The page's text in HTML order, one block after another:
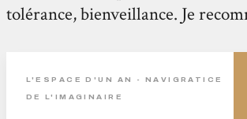
tolérance, bienveillance. Je
L'ESPACE D'UN AN - NAVIGRATICE
DE L'IMAGINAIRE